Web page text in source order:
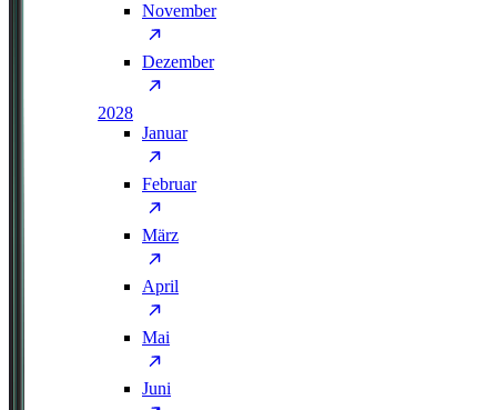
November
Dezember
2028
Januar
Februar
März
April
Mai
Juni